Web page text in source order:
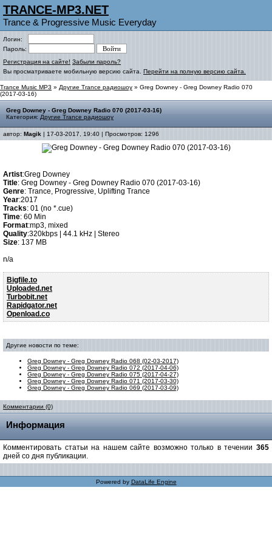
TRANCE-MP3.NET
Trance & Progressive Music Everyday
Логин:
Пароль:
Регистрация на сайте! Забыли пароль?
Вы просматриваете мобильную версию сайта. Перейти на полную версию сайта.
Trance Music MP3 » Другие Trance радиошоу » Greg Downey - Greg Downey Radio 070
(2017-03-16)
Greg Downey - Greg Downey Radio 070 (2017-03-16)
Категория: Другие Trance радиошоу
автор: Magik | 17-03-2017, 19:40 | Просмотров: 1296
Artist:Greg Downey
Title: Greg Downey - Greg Downey Radio 070 (2017-03-16)
Genre: Trance, Progressive, Uplifting Trance
Year:2017
Tracks: 01 (no *.cue)
Time: 60 Min
Format:mp3, mixed
Quality:320kbps | 44.1 kHz | Stereo
Size: 137 MB
n/a
Bigfile.to
Uploaded.net
Turbobit.net
Rapidgator.net
Openload.co
Другие новости по теме:
Greg Downey - Greg Downey Radio 068 (02-03-2017)
Greg Downey - Greg Downey Radio 072 (2017-04-06)
Greg Downey - Greg Downey Radio 075 (2017-04-27)
Greg Downey - Greg Downey Radio 071 (2017-03-30)
Greg Downey - Greg Downey Radio 069 (2017-03-09)
Комментарии (0)
Информация
Комментировать статьи на нашем сайте возможно только в течении 365
дней со дня публикации.
Powered by DataLife Engine